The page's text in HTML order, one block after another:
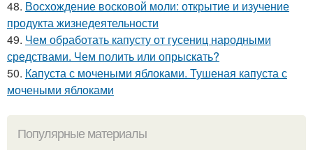
48. Восхождение восковой моли: открытие и изучение
продукта жизнедеятельности
49. Чем обработать капусту от гусениц народными
средствами. Чем полить или опрыскать?
50. Капуста с мочеными яблоками. Тушеная капуста с
мочеными яблоками
Популярные материалы